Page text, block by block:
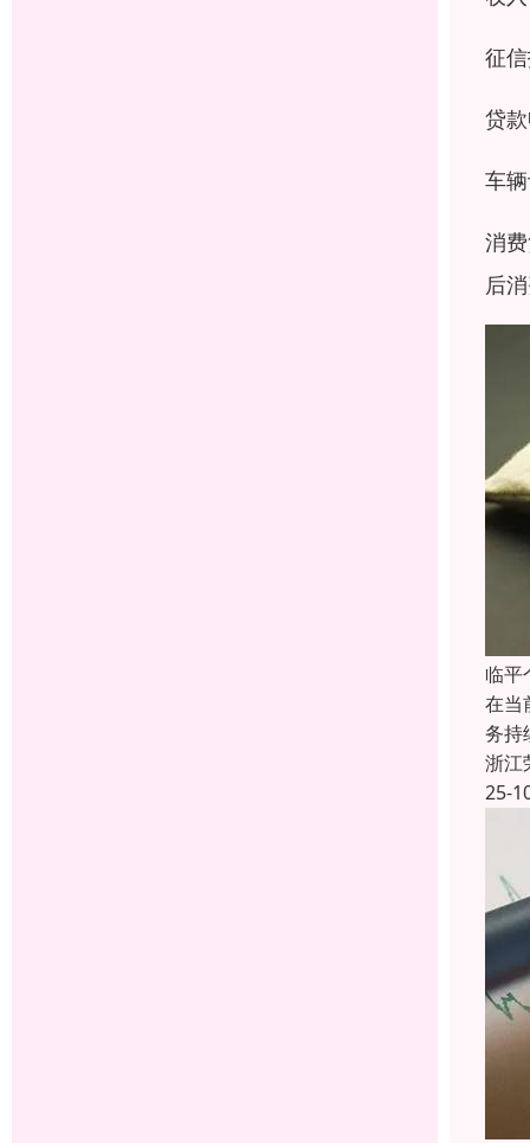
征
贷
车
消
后
临平
在当
务持
浙江
25-